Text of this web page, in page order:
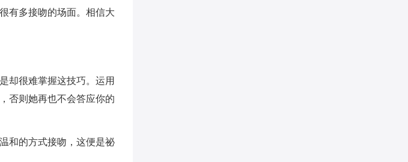
有多接吻的场面。相信大
却很难掌握这技巧。运用
否则她再也不会答应你的
和的方式接吻，这便是祕